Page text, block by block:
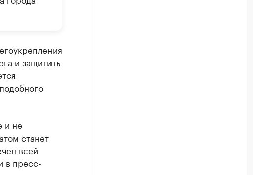
и защитить
и не
станет
всей
в пресс-